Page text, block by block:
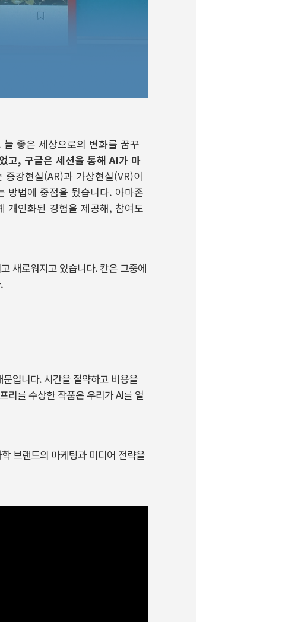
늘 좋은 세상으로의 변화를 꿈꾸
고, 구글은 세션을 통해AI가 마
증강현실(AR)과 가상현실(VR)이
방법에 중점을 뒀습니다. 아마존
개인화된 경험을 제공해, 참여도
새로워지고 있습니다. 칸은 그중에
입니다. 시간을 절약하고 비용을
를 수상한 작품은 우리가 AI를 얼
브랜드의 마케팅과 미디어 전략을